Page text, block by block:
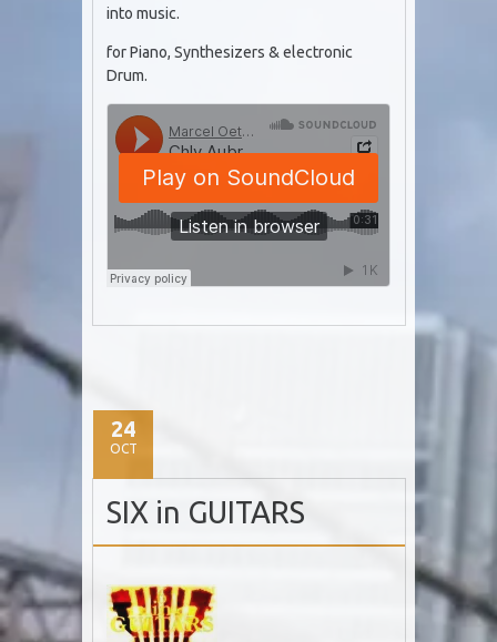
into music.
for Piano, Synthesizers & electronic
Drum.
24
OCT
SIX in GUITARS